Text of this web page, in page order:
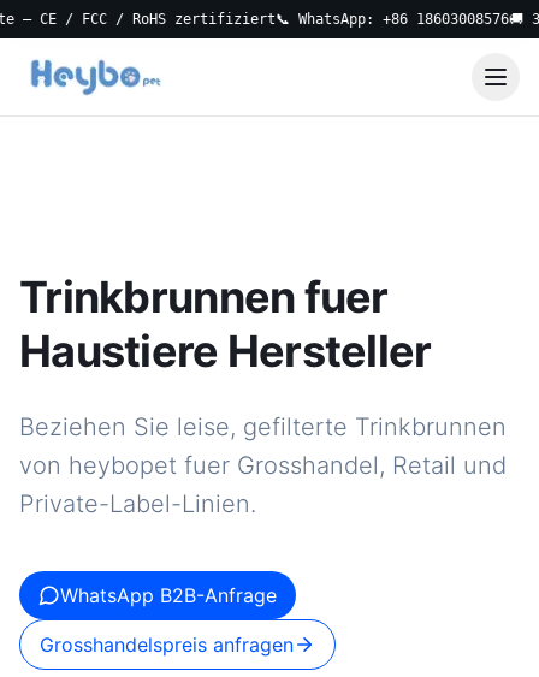
CE / FCC / RoHS zertifiziert📞 WhatsApp: +86 18603008576🚚 3-
Trinkbrunnen fuer
Haustiere Hersteller
Beziehen Sie leise, gefilterte Trinkbrunnen
von heybopet fuer Grosshandel, Retail und
Private-Label-Linien.
WhatsApp B2B-Anfrage
Grosshandelspreis anfragen